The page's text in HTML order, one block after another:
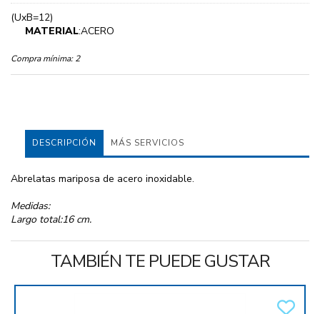
(UxB=12)
MATERIAL:ACERO
Compra mínima: 2
DESCRIPCIÓN MÁS SERVICIOS
Abrelatas mariposa de acero inoxidable.
Medidas:
Largo total:16 cm.
TAMBIÉN TE PUEDE GUSTAR